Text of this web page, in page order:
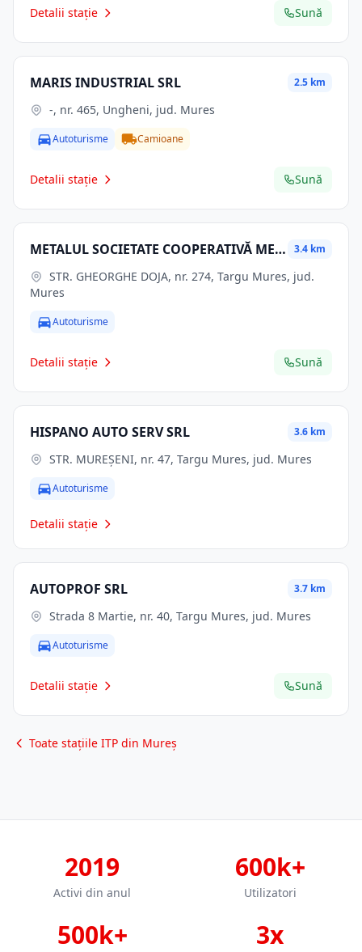
Detalii stație Sună
MARIS INDUSTRIAL SRL 2.5 km
-, nr. 465, Ungheni, jud. Mures
Autoturisme Camioane
Detalii stație Sună
METALUL SOCIETATE COOPERATIVĂ MEŞTEŞUGĂREASCĂ TÂRGU MUREŞ 3.4 km
Mures
Autoturisme
Detalii stație Sună
HISPANO AUTO SERV SRL 3.6 km
STR. MUREŞENI, nr. 47, Targu Mures, jud. Mures
Autoturisme
Detalii stație
AUTOPROF SRL 3.7 km
Strada 8 Martie, nr. 40, Targu Mures, jud. Mures
Autoturisme
Detalii stație Sună
Toate stațiile ITP din Mureș
2019
Activi din anul
600k+
Utilizatori
500k+ 3x